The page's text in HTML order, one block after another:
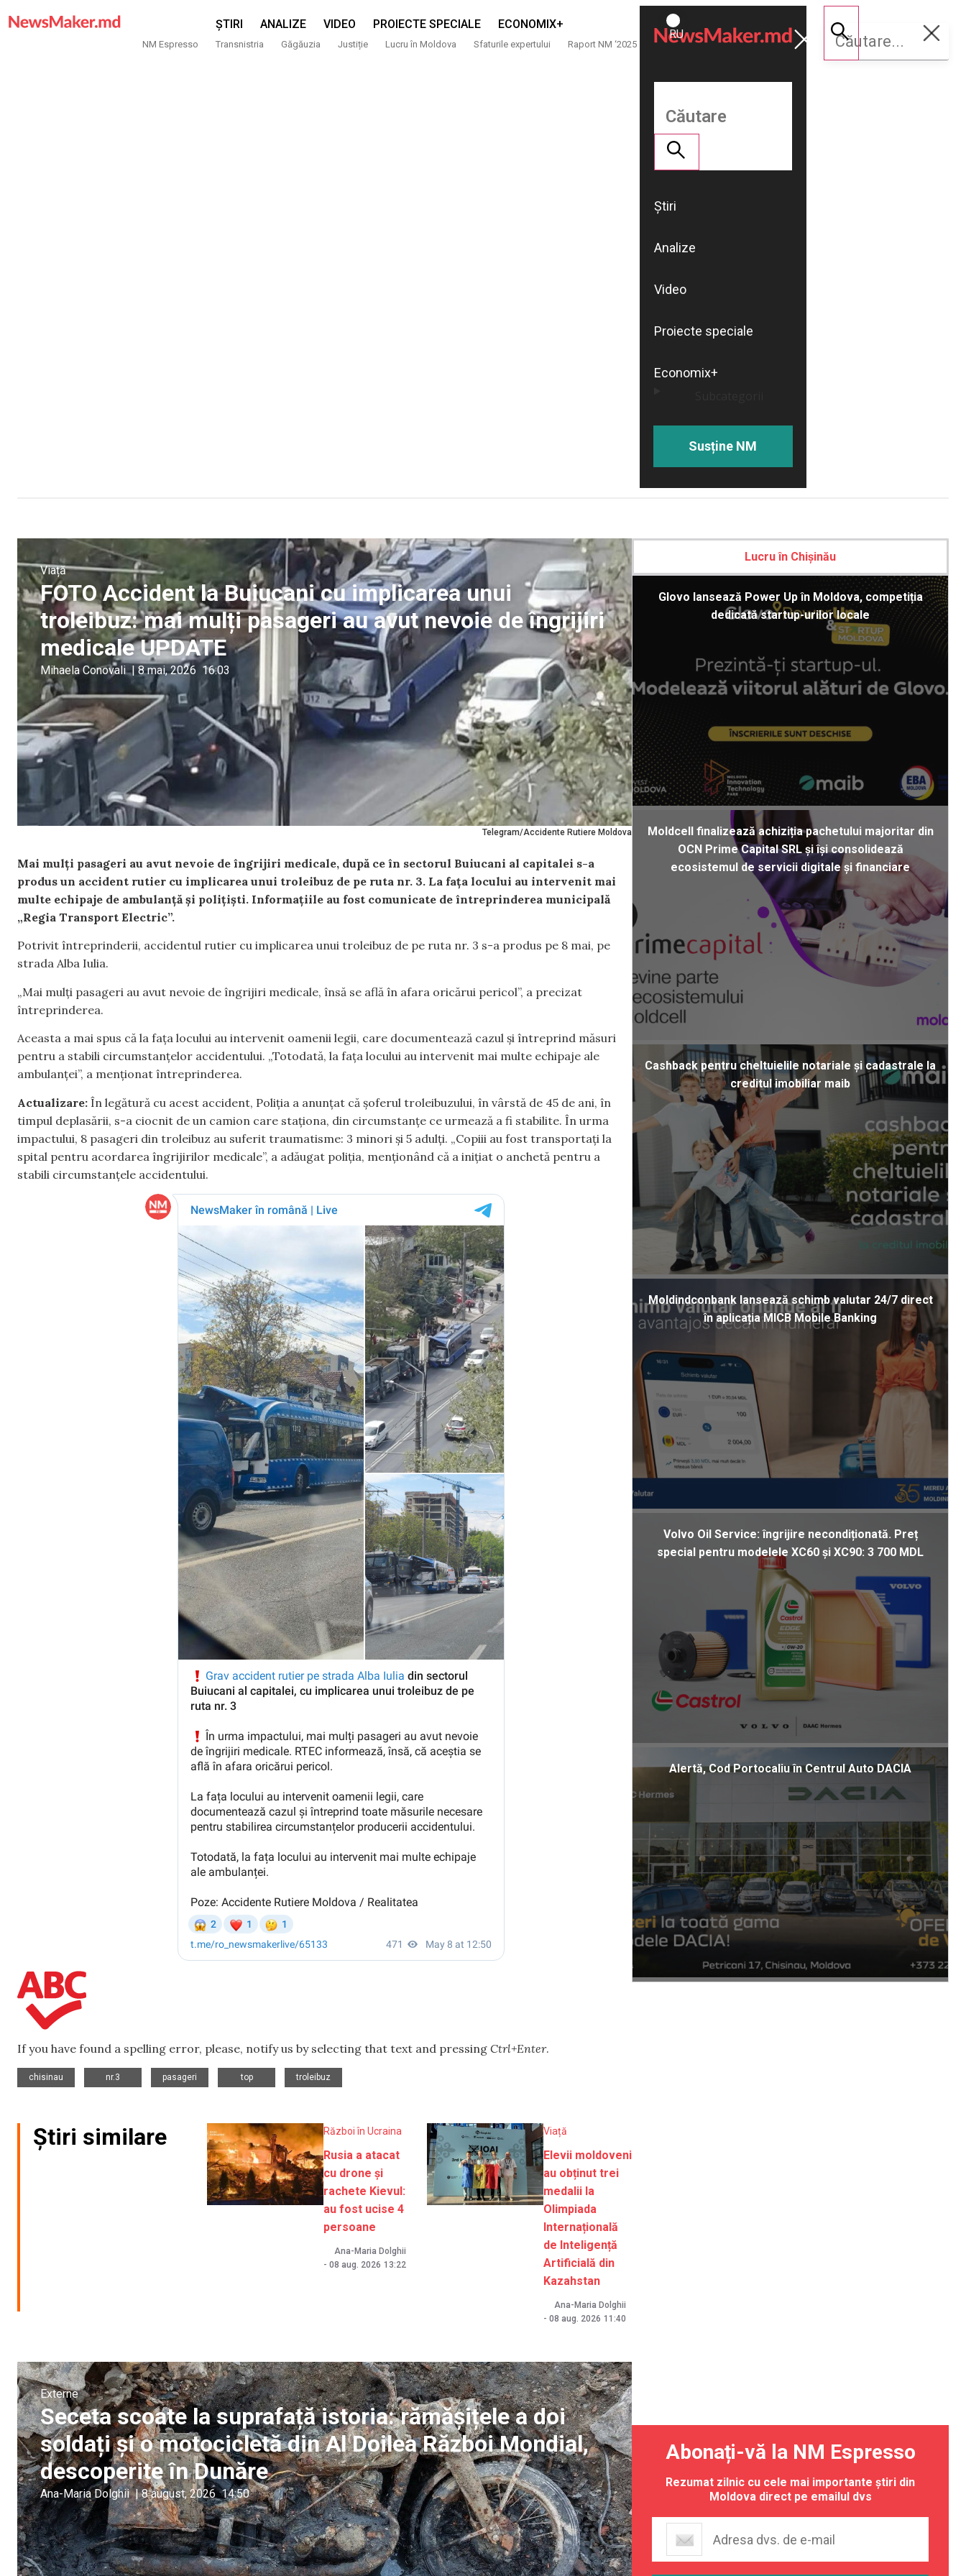
ȘTIRI ANALIZE VIDEO PROIECTE SPECIALE ECONOMIX+
NM Espresso Transnistria Găgăuzia Justiție Lucru în Moldova Sfaturile expertului Raport NM ‘2025
ROMÂNĂ
RU
Susține
NM
Știri
Analize
Video
Proiecte speciale
Economix+
Susține NM
Telegram/Accidente Rutiere Moldova
Viață
FOTO Accident la Buiucani cu implicarea unui
troleibuz: mai mulți pasageri au avut nevoie de îngrijiri
medicale UPDATE
Mihaela Conovali | 8 mai, 2026 16:03
Mai mulți pasageri au avut nevoie de îngrijiri medicale, după ce în sectorul Buiucani al capitalei s-a
produs un accident rutier cu implicarea unui troleibuz de pe ruta nr. 3. La fața locului au intervenit mai
multe echipaje de ambulanță și polițiști. Informațiile au fost comunicate de întreprinderea municipală
„Regia Transport Electric”.
Potrivit întreprinderii, accidentul rutier cu implicarea unui troleibuz de pe ruta nr. 3 s-a produs pe 8 mai, pe
strada Alba Iulia.
„Mai mulți pasageri au avut nevoie de îngrijiri medicale, însă se află în afara oricărui pericol”, a precizat
întreprinderea.
Aceasta a mai spus că la fața locului au intervenit oamenii legii, care documentează cazul și întreprind măsuri
pentru a stabili circumstanțelor accidentului. „Totodată, la fața locului au intervenit mai multe echipaje ale
ambulanței”, a menționat întreprinderea.
Actualizare: În legătură cu acest accident, Poliția a anunțat că șoferul troleibuzului, în vârstă de 45 de ani, în
timpul deplasării, s-a ciocnit de un camion care staționa, din circumstanțe ce urmează a fi stabilite. În urma
impactului, 8 pasageri din troleibuz au suferit traumatisme: 3 minori și 5 adulți. „Copiii au fost transportați la
spital pentru acordarea îngrijirilor medicale”, a adăugat poliția, menționând că a inițiat o anchetă pentru a
stabili circumstanțele accidentului.
If you have found a spelling error, please, notify us by selecting that text and pressing Ctrl+Enter.
chisinau
nr.3
pasageri
top
troleibuz
Știri similare Război în Ucraina
Rusia a atacat
cu drone și
rachete Kievul:
au fost ucise 4
persoane
Ana-Maria Dolghii
- 08 aug. 2026 13:22
Viață
Elevii moldoveni
au obținut trei
medalii la
Olimpiada
Internațională
de Inteligență
Artificială din
Kazahstan
Ana-Maria Dolghii
- 08 aug. 2026 11:40
Externe
Seceta scoate la suprafață istoria: rămășițele a doi
soldați și o motocicletă din Al Doilea Război Mondial,
descoperite în Dunăre
Ana-Maria Dolghii | 8 august, 2026 14:50
Lucru în Chișinău
Glovo lansează Power Up în Moldova, competiția
dedicată startup-urilor locale
Moldcell finalizează achiziția pachetului majoritar din
OCN Prime Capital SRL și își consolidează
ecosistemul de servicii digitale și financiare
Cashback pentru cheltuielile notariale și cadastrale la
creditul imobiliar maib
Moldindconbank lansează schimb valutar 24/7 direct
în aplicația MICB Mobile Banking
Volvo Oil Service: îngrijire necondiționată. Preț
special pentru modelele XC60 și XC90: 3 700 MDL
Alertă, Cod Portocaliu în Centrul Auto DACIA
Abonați-vă la NM Espresso
Rezumat zilnic cu cele mai importante știri din
Moldova direct pe emailul dvs